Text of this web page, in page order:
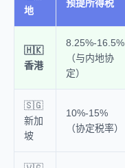
地
预提所得税
🇭🇰
香港
8.25%-16.5%
（与内地协
定）
🇸🇬
新加
坡
10%-15%
（协定税率）